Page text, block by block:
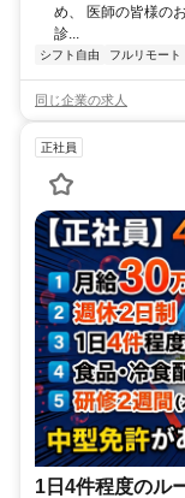
め、 医師の皆様の
診...
シフト自由 フルリモート
同じ企業の求人
正社員
1日4件程度のル